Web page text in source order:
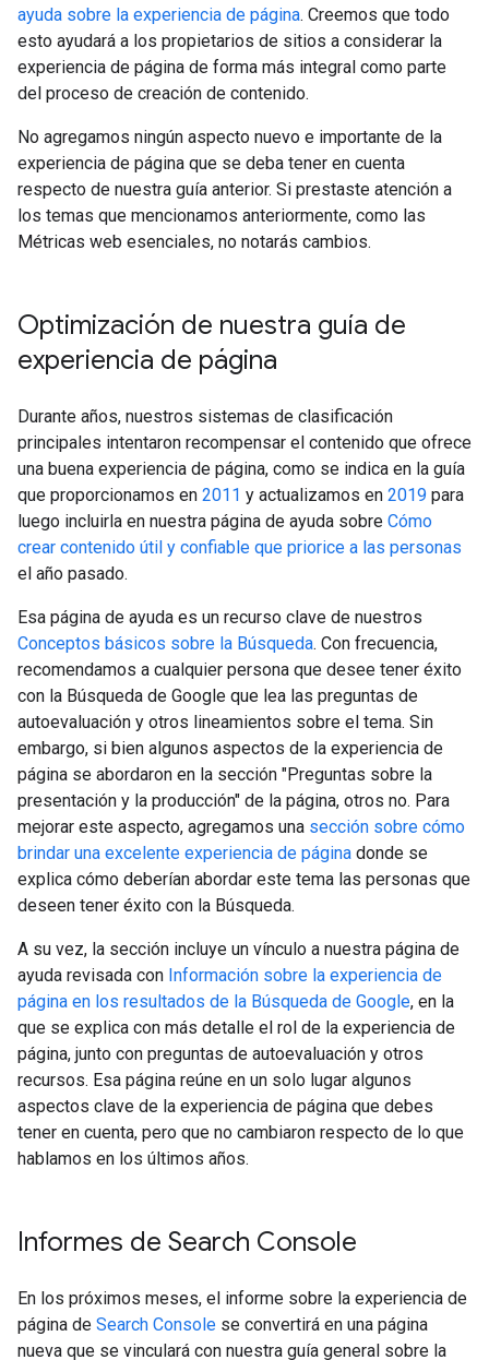
ayuda sobre la experiencia de página. Creemos que todo
esto ayudará a los propietarios de sitios a considerar la
experiencia de página de forma más integral como parte
del proceso de creación de contenido.
No agregamos ningún aspecto nuevo e importante de la
experiencia de página que se deba tener en cuenta
respecto de nuestra guía anterior. Si prestaste atención a
los temas que mencionamos anteriormente, como las
Métricas web esenciales, no notarás cambios.
Optimización de nuestra guía de
experiencia de página
Durante años, nuestros sistemas de clasificación
principales intentaron recompensar el contenido que ofrece
una buena experiencia de página, como se indica en la guía
que proporcionamos en 2011 y actualizamos en 2019 para
luego incluirla en nuestra página de ayuda sobre Cómo
crear contenido útil y confiable que priorice a las personas
el año pasado.
Esa página de ayuda es un recurso clave de nuestros
Conceptos básicos sobre la Búsqueda. Con frecuencia,
recomendamos a cualquier persona que desee tener éxito
con la Búsqueda de Google que lea las preguntas de
autoevaluación y otros lineamientos sobre el tema. Sin
embargo, si bien algunos aspectos de la experiencia de
página se abordaron en la sección "Preguntas sobre la
presentación y la producción" de la página, otros no. Para
mejorar este aspecto, agregamos una sección sobre cómo
brindar una excelente experiencia de página donde se
explica cómo deberían abordar este tema las personas que
deseen tener éxito con la Búsqueda.
A su vez, la sección incluye un vínculo a nuestra página de
ayuda revisada con Información sobre la experiencia de
página en los resultados de la Búsqueda de Google, en la
que se explica con más detalle el rol de la experiencia de
página, junto con preguntas de autoevaluación y otros
recursos. Esa página reúne en un solo lugar algunos
aspectos clave de la experiencia de página que debes
tener en cuenta, pero que no cambiaron respecto de lo que
hablamos en los últimos años.
Informes de Search Console
En los próximos meses, el informe sobre la experiencia de
página de Search Console se convertirá en una página
nueva que se vinculará con nuestra guía general sobre la